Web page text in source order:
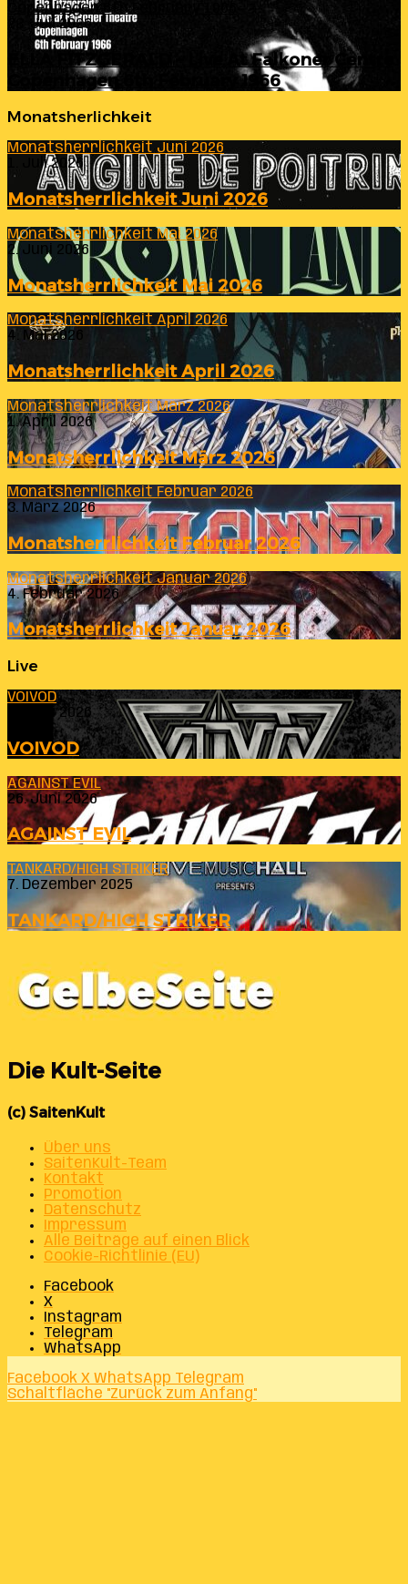
Copenhagen 6th February 1966
23. Juli 2026
ELLA FITZGERALD – Live At Falkoner Centre
Copenhagen 6th February 1966
Monatsherlichkeit
Monatsherrlichkeit Juni 2026
1. Juli 2026
Monatsherrlichkeit Juni 2026
Monatsherrlichkeit Mai 2026
2. Juni 2026
Monatsherrlichkeit Mai 2026
Monatsherrlichkeit April 2026
4. Mai 2026
Monatsherrlichkeit April 2026
Monatsherrlichkeit März 2026
1. April 2026
Monatsherrlichkeit März 2026
Monatsherrlichkeit Februar 2026
3. März 2026
Monatsherrlichkeit Februar 2026
Monatsherrlichkeit Januar 2026
4. Februar 2026
Monatsherrlichkeit Januar 2026
Live
VOIVOD
23. Juli 2026
VOIVOD
AGAINST EVIL
26. Juni 2026
AGAINST EVIL
TANKARD/HIGH STRIKER
7. Dezember 2025
TANKARD/HIGH STRIKER
Die Kult-Seite
(c) SaitenKult
Über uns
SaitenKult-Team
Kontakt
Promotion
Datenschutz
Impressum
Alle Beiträge auf einen Blick
Cookie-Richtlinie (EU)
Facebook
X
Instagram
Telegram
WhatsApp
Facebook X WhatsApp Telegram
Schaltfläche "Zurück zum Anfang"